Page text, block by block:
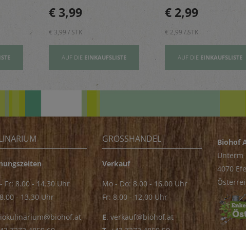
Exotik in köstliche Kuchen
& Kekse
€ 3,99
€ 3,99 / STK
AUF DIE EINKAUFSLISTE
und Pastagerichte ab.
€ 2,99
€ 2,99 / STK
AUF DIE EINKAUFSLISTE
Fr: 8.00 - 14.30 Uhr
- 13.30 Uhr
GROSSHANDEL
Verkauf
Mo - Do: 8.00 - 16.00 Uhr
Fr: 8.00 - 12.00 Uhr
E. verkauf@biohof.at
Biohof
Unterm
4070